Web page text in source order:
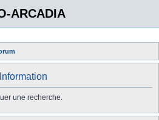
ARCADIA
Information
une recherche.